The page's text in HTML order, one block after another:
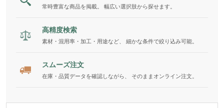
常時豊富な商品を掲載。 幅広い選択肢から探せます。
高精度検索
素材・混用率・加工・用途など、 細かな条件で絞り込み可能。
スムーズ注文
在庫・品質データを確認しながら、 そのままオンライン注文。